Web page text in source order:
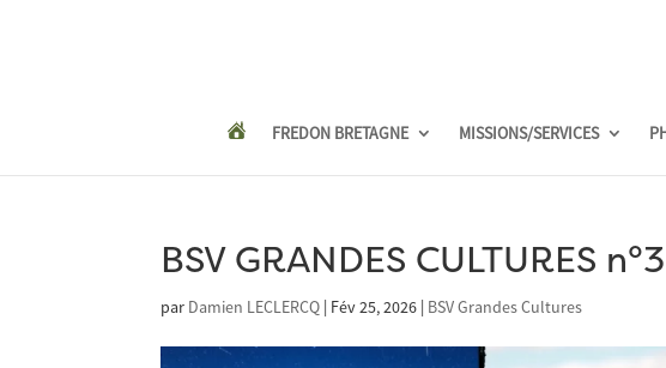
FREDON BRETAGNE MISSIONS/SERVICES
BSV GRANDES CULTURES
par Damien LECLERCQ | Fév 25, 2026 | BSV Grandes Cultures